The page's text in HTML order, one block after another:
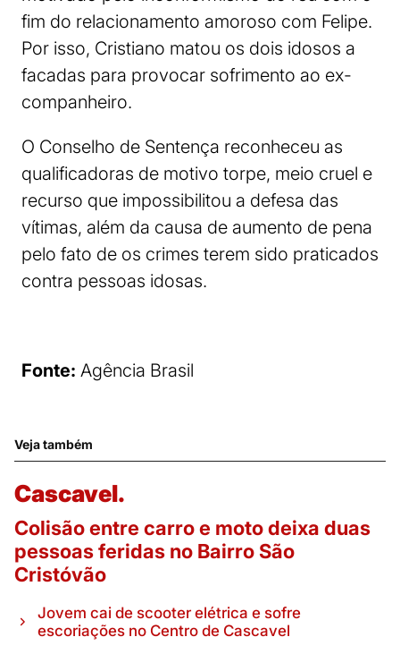
fim do relacionamento amoroso com Felipe.
Por isso, Cristiano matou os dois idosos a
facadas para provocar sofrimento ao ex-
companheiro.
O Conselho de Sentença reconheceu as
qualificadoras de motivo torpe, meio cruel e
recurso que impossibilitou a defesa das
vítimas, além da causa de aumento de pena
pelo fato de os crimes terem sido praticados
contra pessoas idosas.
Fonte: Agência Brasil
Veja também
Cascavel.
Colisão entre carro e moto deixa duas
pessoas feridas no Bairro São
Cristóvão
Jovem cai de scooter elétrica e sofre
escoriações no Centro de Cascavel